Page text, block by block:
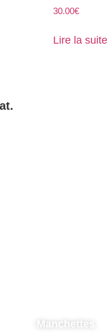
30.00€
Lire la suite
Manchettes